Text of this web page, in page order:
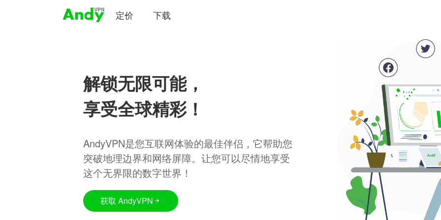
定价 下载
解锁无限可能，
享受全球精彩！
AndyVPN是您互联网体验的最佳伴侣，它帮助您
突破地理边界和网络屏障。让您可以尽情地享受
这个无界限的数字世界！
获取 AndyVPN